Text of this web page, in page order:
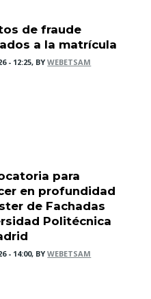
de fraude
a la matrícula
- 12:25, BYWEBETSAM
para
en profundidad
de Fachadas
Politécnica
- 14:00, BYWEBETSAM